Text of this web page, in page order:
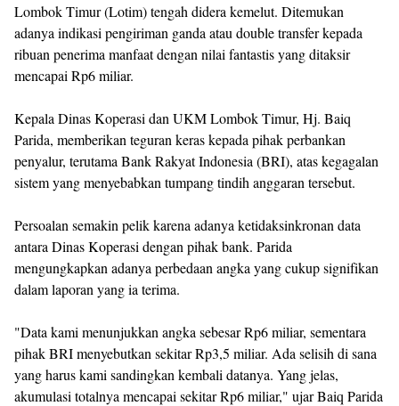
Lombok Timur (Lotim) tengah didera kemelut. Ditemukan
adanya indikasi pengiriman ganda atau double transfer kepada
ribuan penerima manfaat dengan nilai fantastis yang ditaksir
mencapai Rp6 miliar.
Kepala Dinas Koperasi dan UKM Lombok Timur, Hj. Baiq
Parida, memberikan teguran keras kepada pihak perbankan
penyalur, terutama Bank Rakyat Indonesia (BRI), atas kegagalan
sistem yang menyebabkan tumpang tindih anggaran tersebut.
Persoalan semakin pelik karena adanya ketidaksinkronan data
antara Dinas Koperasi dengan pihak bank. Parida
mengungkapkan adanya perbedaan angka yang cukup signifikan
dalam laporan yang ia terima.
"Data kami menunjukkan angka sebesar Rp6 miliar, sementara
pihak BRI menyebutkan sekitar Rp3,5 miliar. Ada selisih di sana
yang harus kami sandingkan kembali datanya. Yang jelas,
akumulasi totalnya mencapai sekitar Rp6 miliar," ujar Baiq Parida